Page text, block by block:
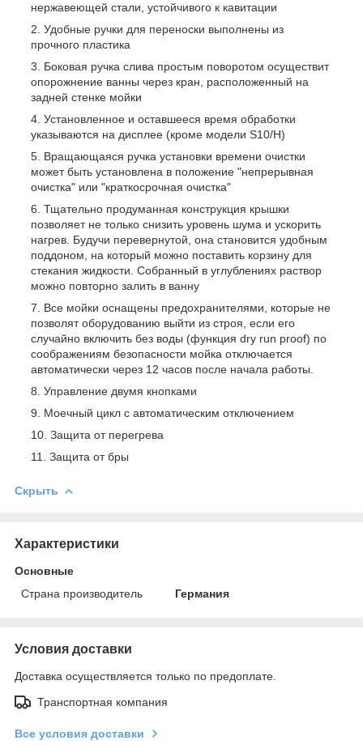
нержавеющей стали, устойчивого к кавитации
Удобные ручки для переноски выполнены из
прочного пластика
Боковая ручка слива простым поворотом осуществит
опорожнение ванны через кран, расположенный на
задней стенке мойки
Установленное и оставшееся время обработки
указываются на дисплее (кроме модели S10/H)
Вращающаяся ручка установки времени очистки
может быть установлена в положение "непрерывная
очистка" или "краткосрочная очистка"
Тщательно продуманная конструкция крышки
позволяет не только снизить уровень шума и ускорить
нагрев. Будучи перевернутой, она становится удобным
поддоном, на который можно поставить корзину для
стекания жидкости. Собранный в углублениях раствор
можно повторно залить в ванну
Все мойки оснащены предохранителями, которые не
позволят оборудованию выйти из строя, если его
случайно включить без воды (функция dry run proof) по
соображениям безопасности мойка отключается
автоматически через 12 часов после начала работы.
Управление двумя кнопками
Моечный цикл с автоматическим отключением
Защита от перегрева
Защита от бры
Скрыть
Характеристики
Основные
Страна производитель
Германия
Условия доставки
Доставка осуществляется только по предоплате.
Транспортная компания
Все условия доставки